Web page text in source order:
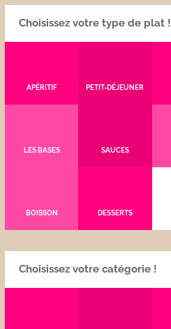
Choisissez votre type de plat !
APÉRITIF PETIT-DÉJEUNER
LES BASES SAUCES
BOISSON DESSERTS
Choisissez votre catégorie !